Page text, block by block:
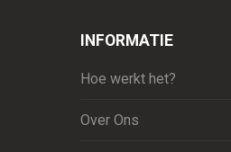
INFORMATIE
Hoe werkt het?
Over Ons